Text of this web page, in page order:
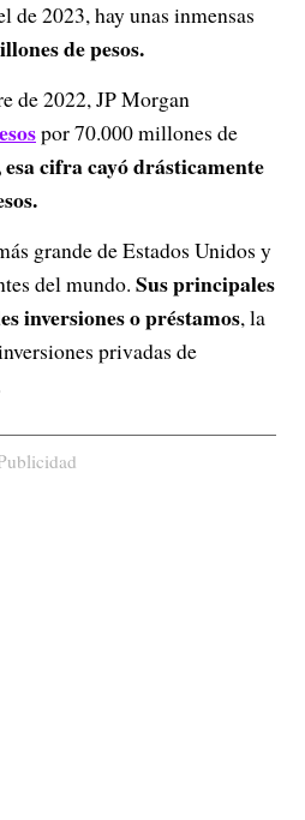
de 2023, hay unas inmensas
de pesos.
de 2022, JP Morgan
por 70.000 millones de
esa cifra cayó drásticamente
grande de Estados Unidos y
del mundo. Sus principales
inversiones o préstamos, la
privadas de